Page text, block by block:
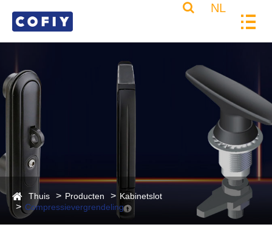
NL
Thuis Producten
Kabinetslot
Compressievergrendeling